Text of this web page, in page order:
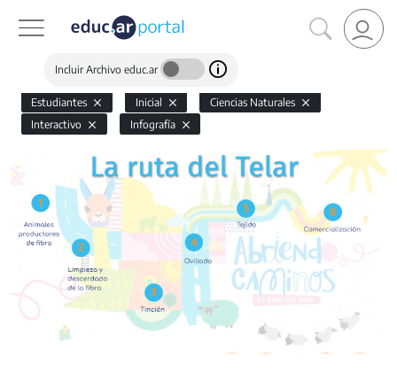
Incluir Archivo educ.ar
Estudiantes Inicial
Ciencias Naturales
Interactivo
Infografía